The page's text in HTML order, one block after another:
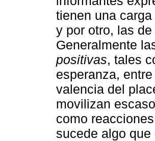
tienen una
y por otro, las
Generalmente
positivas, tales
esperanza,
valencia del
movilizan
como
sucede algo